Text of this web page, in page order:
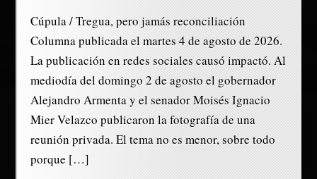
Cúpula / Tregua, pero jamás reconciliación
Columna publicada el martes 4 de agosto de 2026.
La publicación en redes sociales causó impactó. Al
mediodía del domingo 2 de agosto el gobernador
Alejandro Armenta y el senador Moisés Ignacio
Mier Velazco publicaron la fotografía de una
reunión privada. El tema no es menor, sobre todo
porque […]